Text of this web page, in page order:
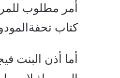
أمر مطلوب
كتاب
أما أذن البنت